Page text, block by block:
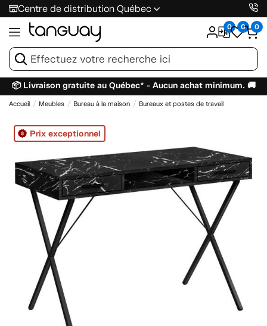
Centre de distribution Québec
0 0 0
📦 Livraison gratuite au Québec* - Aucun achat minimum. 🚚
Accueil Meubles Bureau à la maison Bureaux et postes de travail
Prix exceptionnel